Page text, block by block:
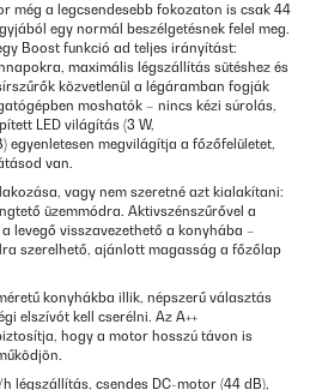
még a legcsendesebb fokozaton is csak 44
egy normál beszélgetésnek felel meg.
Boost funkció ad teljes irányítást:
maximális légszállítás sütéshez és
közvetlenül a légáramban fogják
moshatók – nincs kézi súrolás,
LED világítás (3 W,
egyenletesen megvilágítja a főzőfelületet,
van.
vagy nem szeretné azt kialakítani:
üzemmódra. Aktivszénszűrővel a
levegő visszavezethető a konyhába –
szerelhető, ajánlott magasság a főzőlap
konyhákba illik, népszerű választás
elszívót kell cserélni. Az A++
hogy a motor hosszú távon is
h légszállítás, csendes DC-motor (44 dB),